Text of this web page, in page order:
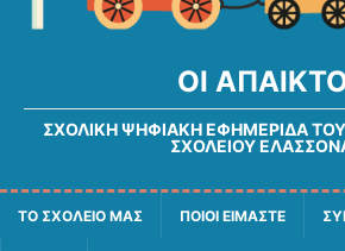
ΟΙ
ΣΧΟΛΙΚΉ ΨΗΦΙΑΚΉ ΕΦΗΜΕΡΊΔΑ
ΣΧΟΛΕΊΟΥ
ΤΟ ΣΧΟΛΕΙΟ ΜΑΣ ΠΟΙΟΙ ΕΙΜΑΣΤΕ